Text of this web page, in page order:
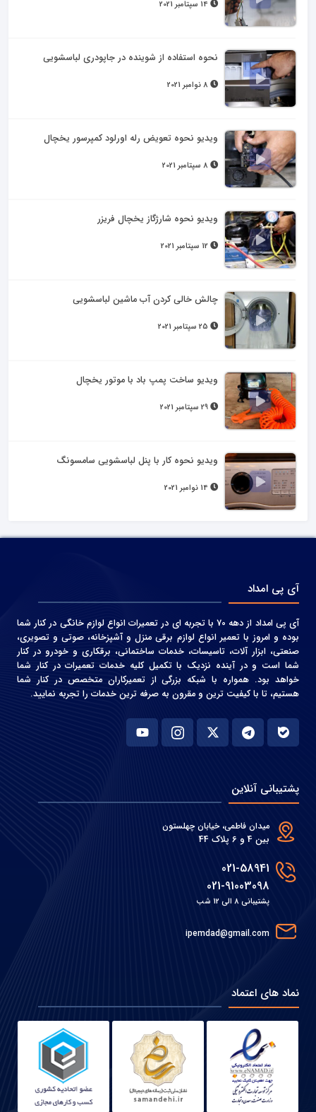
نحوه استفاده از شوینده در جاپودری لباسشویی
ویدیو نحوه تعویض رله اورلود کمپرسور یخچال
ویدیو نحوه شارژگاز یخچال فریزر
چالش خالی کردن آب ماشین لباسشویی
ویدیو ساخت پمپ باد با موتور یخچال
ویدیو نحوه کار با پنل لباسشویی سامسونگ
آی پی امداد
آی پی امداد از دهه 70 با تجربه ای در تعمیرات انواع لوازم خانگی در کنار شما
بوده و امروز با تعمیر انواع لوازم برقی منزل و آشپزخانه، صوتی و‌ تصویری،
صنعتی، ابزار آلات، تاسیسات، خدمات ساختمانی، برقکاری و خودرو در کنار
شما است و در آینده نزدیک با تکمیل کلیه خدمات تعمیرات در کنار شما
خواهد بود. همواره با شبکه بزرگی از تعمیرکاران متخصص در کنار شما
هستیم، تا با کیفیت ترین و مقرون به صرفه ترین خدمات را تجربه نمایید.
پشتیبانی آنلاین
میدان فاطمی، خیابان چهلستون
بین 4 و 6 پلاک 44
021-58941
021-91003098
پشتیبانی 8 الی 12 شب
ipemdad@gmail.com
نماد های اعتماد